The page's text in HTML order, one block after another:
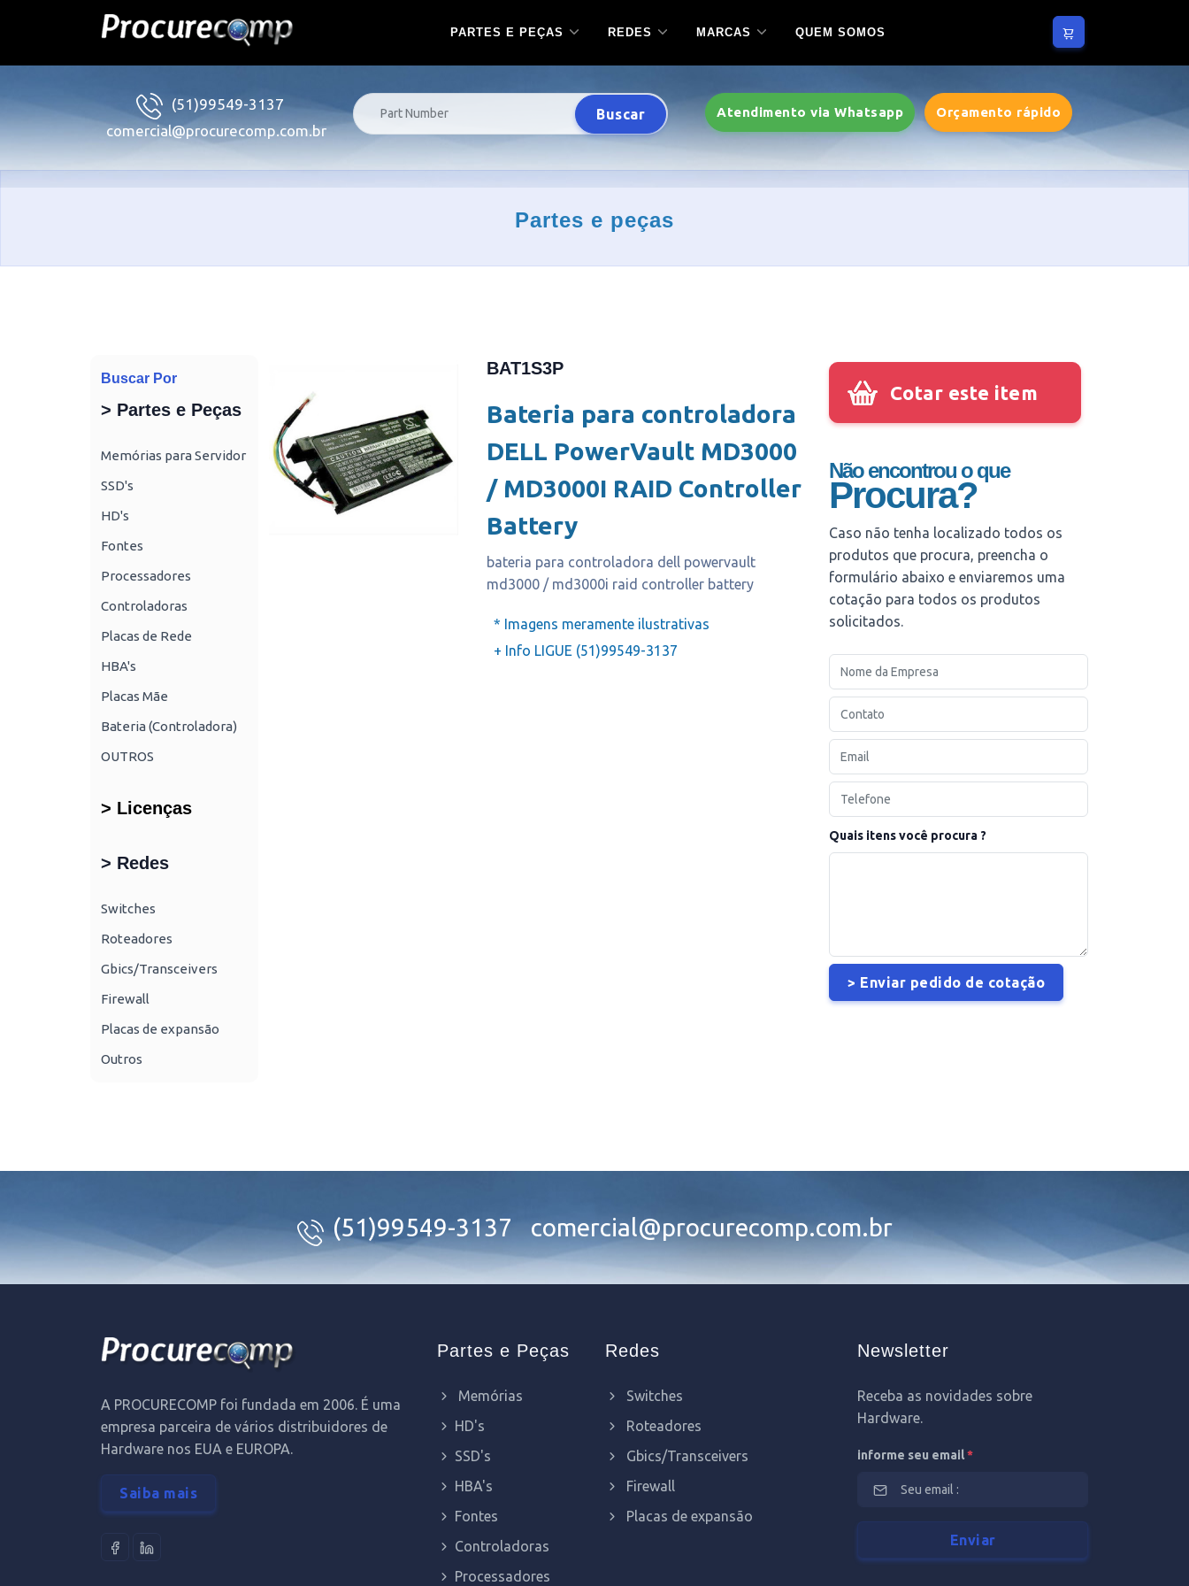
PARTES E PEÇAS REDES MARCAS QUEM SOMOS
(51)99549-3137
comercial@procurecomp.com.br
Buscar Atendimento via Whatsapp Orçamento rápido
Partes e peças
Buscar Por
> Partes e Peças
Memórias para Servidor
SSD's
HD's
Fontes
Processadores
Controladoras
Placas de Rede
HBA's
Placas Mãe
Bateria (Controladora)
OUTROS
> Licenças
> Redes
Switches
Roteadores
Gbics/Transceivers
Firewall
Placas de expansão
Outros
BAT1S3P
Bateria para controladora
DELL PowerVault MD3000
/ MD3000I RAID Controller
Battery
bateria para controladora dell powervault
md3000 / md3000i raid controller battery
* Imagens meramente ilustrativas
+ Info LIGUE (51)99549-3137
Cotar este item
Não encontrou o que
Procura?
Caso não tenha localizado todos os
produtos que procura, preencha o
formulário abaixo e enviaremos uma
cotação para todos os produtos
solicitados.
Quais itens você procura ?
(51)99549-3137 comercial@procurecomp.com.br
A PROCURECOMP foi fundada em 2006. É uma
empresa parceira de vários distribuidores de
Hardware nos EUA e EUROPA.
Saiba mais
Partes e Peças
Memórias
HD's
SSD's
HBA's
Fontes
Controladoras
Processadores
Redes
Switches
Roteadores
Gbics/Transceivers
Firewall
Placas de expansão
Newsletter
Receba as novidades sobre
Hardware.
informe seu email*